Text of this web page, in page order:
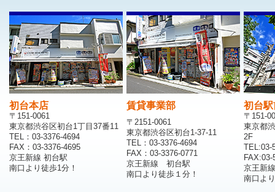
初台本店
〒151-0061
東京都渋谷区初台1丁目37番11
TEL：03-3376-4694
FAX：03-3376-4695
京王新線 初台駅
南口より徒歩1分！
賃貸事業部
〒2151-0061
東京都渋谷区初台1-37-11
TEL：03-3376-4694
FAX：03-3376-0771
京王新線 初台駅
南口より徒歩１分！
初台
〒151-
東京都
2F
TEL:03-
FAX:03-
京王新
南口よ